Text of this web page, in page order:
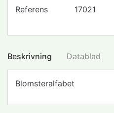
Referens 17021
Beskrivning Datablad
Blomsteralfabet